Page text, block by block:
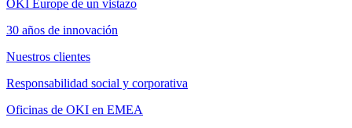
OKI Europe de un vistazo
30 años de innovación
Nuestros clientes
Responsabilidad social y corporativa
Oficinas de OKI en EMEA